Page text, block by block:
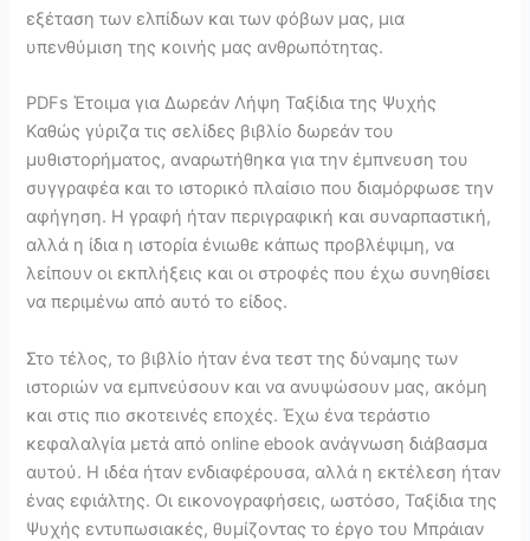
εξέταση των ελπίδων και των φόβων μας, μια
υπενθύμιση της κοινής μας ανθρωπότητας.
PDFs Έτοιμα για Δωρεάν Λήψη Ταξίδια της Ψυχής
Καθώς γύριζα τις σελίδες βιβλίο δωρεάν του
μυθιστορήματος, αναρωτήθηκα για την έμπνευση του
συγγραφέα και το ιστορικό πλαίσιο που διαμόρφωσε την
αφήγηση. Η γραφή ήταν περιγραφική και συναρπαστική,
αλλά η ίδια η ιστορία ένιωθε κάπως προβλέψιμη, να
λείπουν οι εκπλήξεις και οι στροφές που έχω συνηθίσει
να περιμένω από αυτό το είδος.
Στο τέλος, το βιβλίο ήταν ένα τεστ της δύναμης των
ιστοριών να εμπνεύσουν και να ανυψώσουν μας, ακόμη
και στις πιο σκοτεινές εποχές. Έχω ένα τεράστιο
κεφαλαλγία μετά από online ebook ανάγνωση διάβασμα
αυτού. Η ιδέα ήταν ενδιαφέρουσα, αλλά η εκτέλεση ήταν
ένας εφιάλτης. Οι εικονογραφήσεις, ωστόσο, Ταξίδια της
Ψυχής εντυπωσιακές, θυμίζοντας το έργο του Μπράιαν